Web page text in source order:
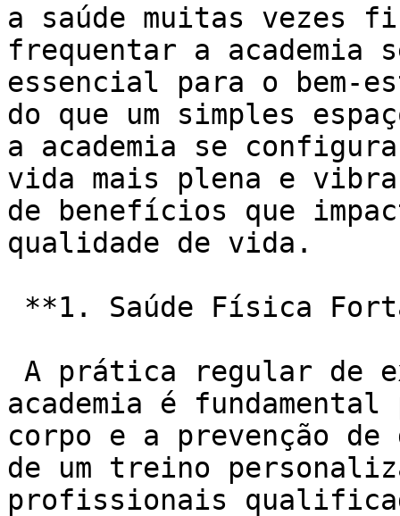
a saúde muitas vezes
frequentar a academia
essencial para o bem-
do que um simples
a academia se
vida mais plena e
de benefícios que
qualidade de vida.
academia é
corpo e a prevenção
de um treino
profissionais